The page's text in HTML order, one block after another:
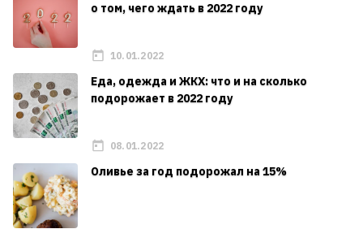
о том, чего ждать в 2022 году
10.01.2022
Еда, одежда и ЖКХ: что и на сколько
подорожает в 2022 году
08.01.2022
Оливье за год подорожал на 15%